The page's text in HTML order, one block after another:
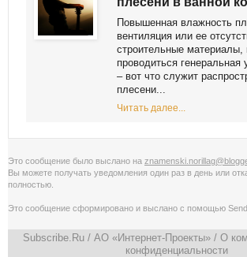
Повышенная влажность
вентиляция или ее
строительные материалы,
проводиться генеральная
– вот что служит
плесени...
Читать далее...
Это сообщение было выслано на
Вы можете получать уведомления один раз в день или
полностью
Это сообщение сформировано и выслано с помощью
Subscribe.Ru / АО «Интернет-Проекты» / О
конфиденциальности